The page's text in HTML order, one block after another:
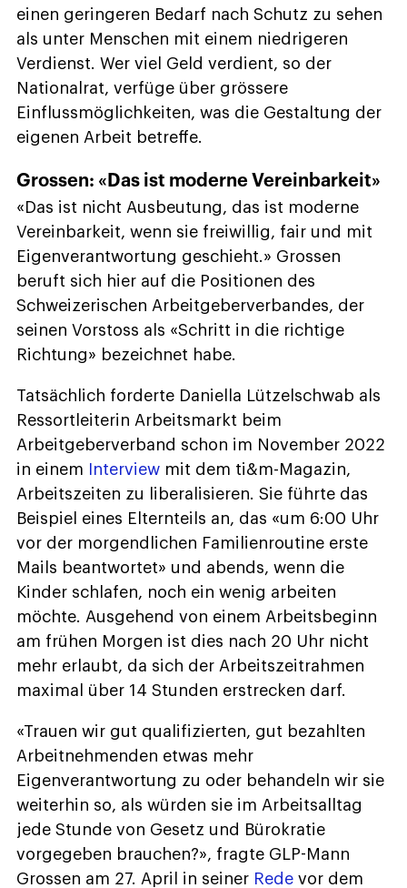
einen geringeren Bedarf nach Schutz zu sehen
als unter Menschen mit einem niedrigeren
Verdienst. Wer viel Geld verdient, so der
Nationalrat, verfüge über grössere
Einflussmöglichkeiten, was die Gestaltung der
eigenen Arbeit betreffe.
Grossen: «Das ist moderne Vereinbarkeit»
«Das ist nicht Ausbeutung, das ist moderne
Vereinbarkeit, wenn sie freiwillig, fair und mit
Eigenverantwortung geschieht.» Grossen
beruft sich hier auf die Positionen des
Schweizerischen Arbeitgeberverbandes, der
seinen Vorstoss als «Schritt in die richtige
Richtung» bezeichnet habe.
Tatsächlich forderte Daniella Lützelschwab als
Ressortleiterin Arbeitsmarkt beim
Arbeitgeberverband schon im November 2022
in einem
Interview mit dem ti&m-Magazin,
Arbeitszeiten zu liberalisieren. Sie führte das
Beispiel eines Elternteils an, das «um 6:00 Uhr
vor der morgendlichen Familienroutine erste
Mails beantwortet» und abends, wenn die
Kinder schlafen, noch ein wenig arbeiten
möchte. Ausgehend von einem Arbeitsbeginn
am frühen Morgen ist dies nach 20 Uhr nicht
mehr erlaubt, da sich der Arbeitszeitrahmen
maximal über 14 Stunden erstrecken darf.
«Trauen wir gut qualifizierten, gut bezahlten
Arbeitnehmenden etwas mehr
Eigenverantwortung zu oder behandeln wir sie
weiterhin so, als würden sie im Arbeitsalltag
jede Stunde von Gesetz und Bürokratie
vorgegeben brauchen?», fragte GLP-Mann
Grossen am 27. April in seiner Rede vor dem